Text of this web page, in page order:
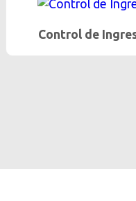
Control de